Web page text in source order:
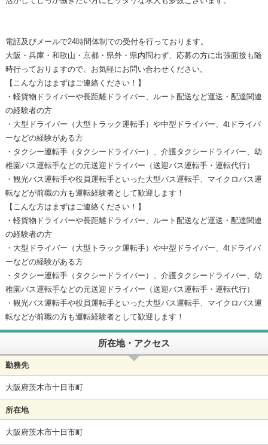
電話及びメールで24時間体制での受付を行っております。
大阪・兵庫・和歌山・京都・県外・県内問わず、応募の方に出張面接も随
時行っておりますので、お気軽にお問い合わせください。
【こんな方はまずはご連絡ください！】
・軽貨物ドライバーや長距離ドライバー、ルート配送など運送・配達関連
の経験者の方
・大型ドライバー（大型トラック運転手）や中型ドライバー、4tドライバ
ーなどの経験がある方
・タクシー運転手（タクシードライバー）、介護タクシードライバー、幼
稚園バス運転手などの元送迎ドライバー（送迎バス運転手・運転代行）
・観光バス運転手や役員運転手といった大型バス運転手、マイクロバス運
転などが前職の方も運転経験者として歓迎します！
【こんな方はまずはご連絡ください！】
・軽貨物ドライバーや長距離ドライバー、ルート配送など運送・配達関連
の経験者の方
・大型ドライバー（大型トラック運転手）や中型ドライバー、4tドライバ
ーなどの経験がある方
・タクシー運転手（タクシードライバー）、介護タクシードライバー、幼
稚園バス運転手などの元送迎ドライバー（送迎バス運転手・運転代行）
・観光バス運転手や役員運転手といった大型バス運転手、マイクロバス運
転などが前職の方も運転経験者として歓迎します！
所在地・アクセス
勤務先
大阪府茨木市十日市町
所在地
大阪府茨木市十日市町